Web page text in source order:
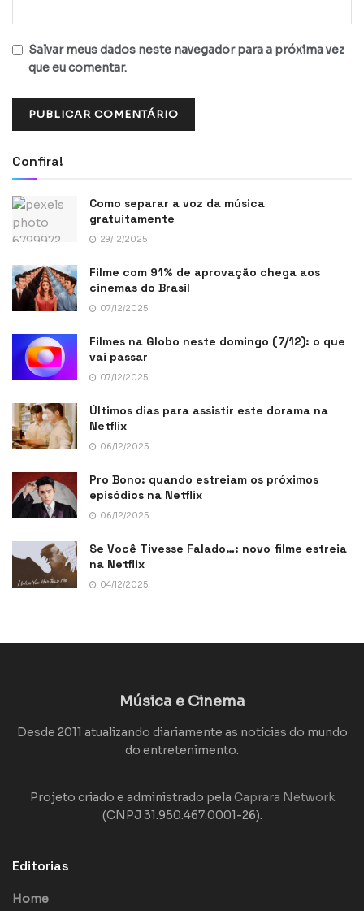
Salvar meus dados neste navegador para a próxima vez
que eu comentar.
Confira!
Como separar a voz da música
gratuitamente
29/12/2025
Filme com 91% de aprovação chega aos
cinemas do Brasil
07/12/2025
Filmes na Globo neste domingo (7/12): o que
vai passar
07/12/2025
Últimos dias para assistir este dorama na
Netflix
06/12/2025
Pro Bono: quando estreiam os próximos
episódios na Netflix
06/12/2025
Se Você Tivesse Falado…: novo filme estreia
na Netflix
04/12/2025
Música e Cinema
Desde 2011 atualizando diariamente as notícias do mundo
do entretenimento.
Projeto criado e administrado pela Caprara Network
(CNPJ 31.950.467.0001-26).
Editorias
Home